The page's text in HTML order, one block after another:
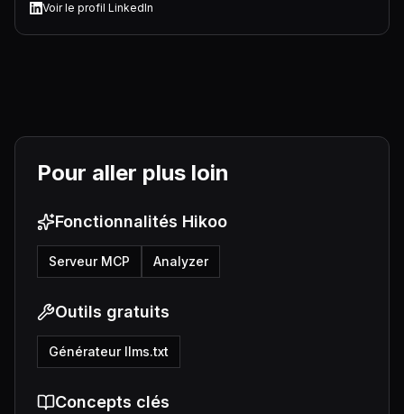
Voir le profil LinkedIn
Pour aller plus loin
Fonctionnalités Hikoo
Serveur MCP Analyzer
Outils gratuits
Générateur llms.txt
Concepts clés